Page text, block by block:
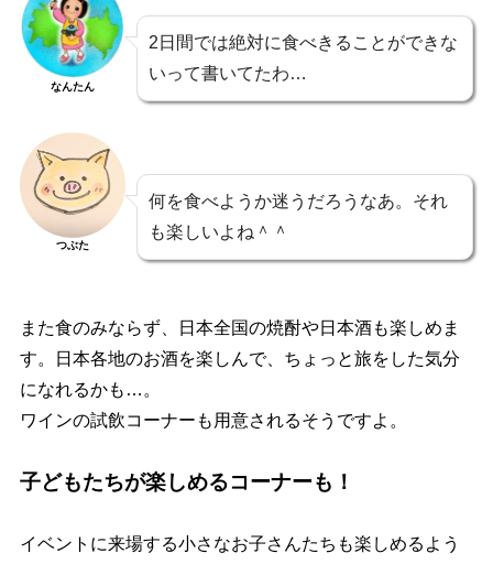
なんたん
2日間では絶対に食べきることができな
いって書いてたわ…
つぶた
何を食べようか迷うだろうなあ。それ
も楽しいよね＾＾
また食のみならず、日本全国の焼酎や日本酒も楽しめま
す。日本各地のお酒を楽しんで、ちょっと旅をした気分
になれるかも…。
ワインの試飲コーナーも用意されるそうですよ。
子どもたちが楽しめるコーナーも！
イベントに来場する小さなお子さんたちも楽しめるよう